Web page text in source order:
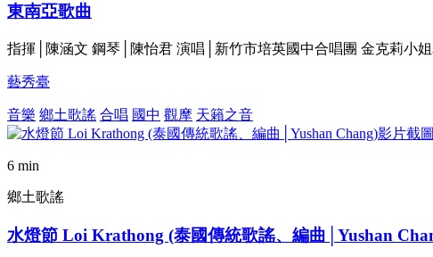
東南亞歌曲
指揮│陳涵文 鋼琴│陳怡君 演唱│新竹市培英國中合唱團 金克莉
藝秀臺
音樂 鄉土歌謠 合唱 國中 觀摩 天籟之音
6 min
鄉土歌謠
水燈節 Loi Krathong (泰國傳統歌謠、編曲│Yushan